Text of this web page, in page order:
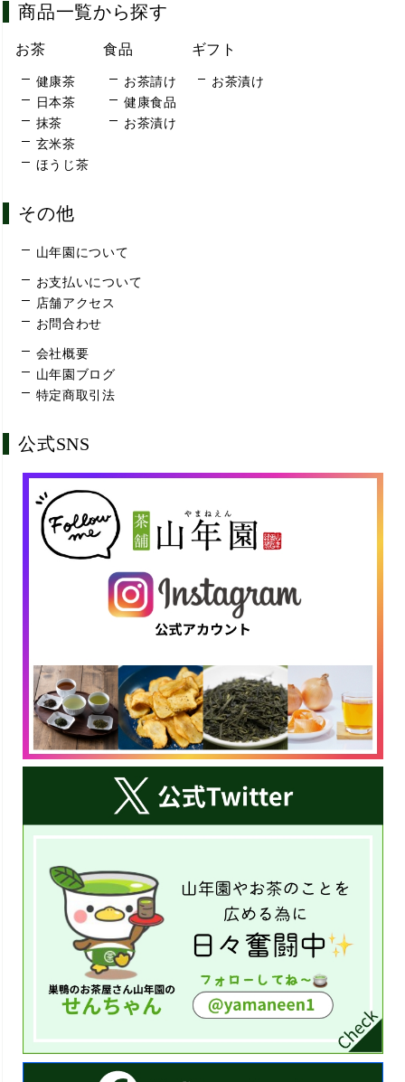
商品一覧から探す
お茶
健康茶
日本茶
抹茶
玄米茶
ほうじ茶
食品
お茶請け
健康食品
お茶漬け
ギフト
お茶漬け
その他
山年園について
お支払いについて
店舗アクセス
お問合わせ
会社概要
山年園ブログ
特定商取引法
公式SNS